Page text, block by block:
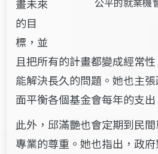
畫未來
的目
標，並
且把所有的計畫都變成經常
能解決長久的問題。她也主
面平衡各個基金會每年的支出
此外，邱滿艷也會定期到民
專業的尊重。她也指出，政